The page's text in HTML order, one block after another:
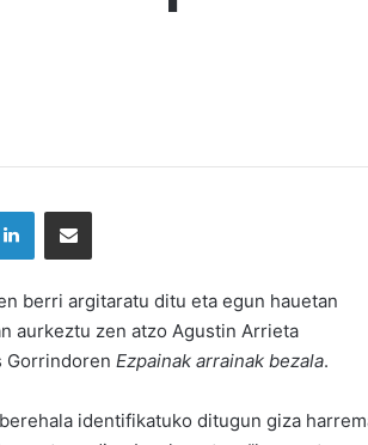
berri argitaratu ditu eta egun hauetan
aurkeztu zen atzo Agustin Arrieta
Gorrindoren Ezpainak arrainak bezala.
identifikatuko ditugun giza